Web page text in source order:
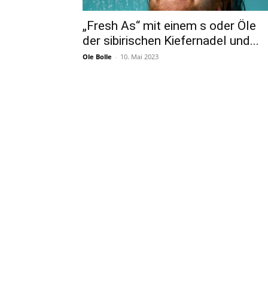
„Fresh As“ mit einem s oder Öle
der sibirischen Kiefernadel und...
Ole Bolle - 10. Mai 2023